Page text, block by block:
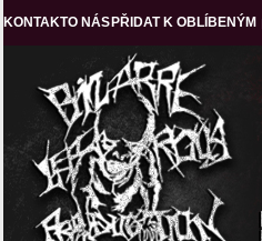
KONTAKTO NÁS PŘIDAT K OBLÍBENÝM